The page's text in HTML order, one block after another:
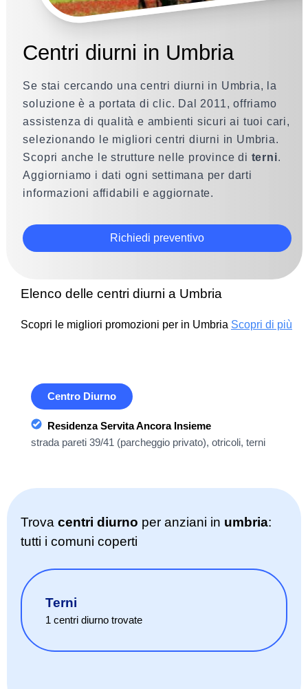
Centri diurni in Umbria
Se stai cercando una centri diurni in Umbria, la
soluzione è a portata di clic. Dal 2011, offriamo
assistenza di qualità e ambienti sicuri ai tuoi cari,
selezionando le migliori centri diurni in Umbria.
Scopri anche le strutture nelle province di terni.
Aggiorniamo i dati ogni settimana per darti
informazioni affidabili e aggiornate.
Richiedi preventivo
Elenco delle centri diurni a Umbria
Scopri le migliori promozioni per in Umbria Scopri di più
Centro Diurno
Residenza Servita Ancora Insieme
strada pareti 39/41 (parcheggio privato), otricoli, terni
Trova centri diurno per anziani in umbria:
tutti i comuni coperti
Terni
1 centri diurnotrovate